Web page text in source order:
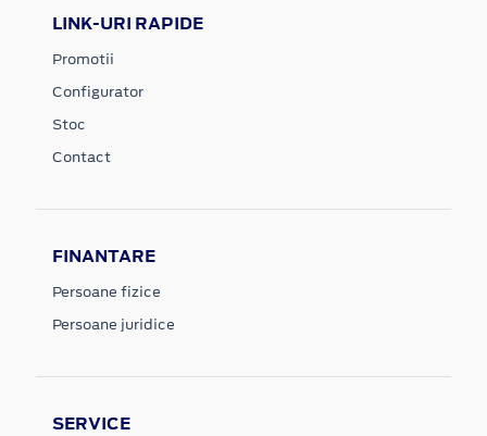
LINK-URI RAPIDE
Promotii
Configurator
Stoc
Contact
FINANTARE
Persoane fizice
Persoane juridice
SERVICE